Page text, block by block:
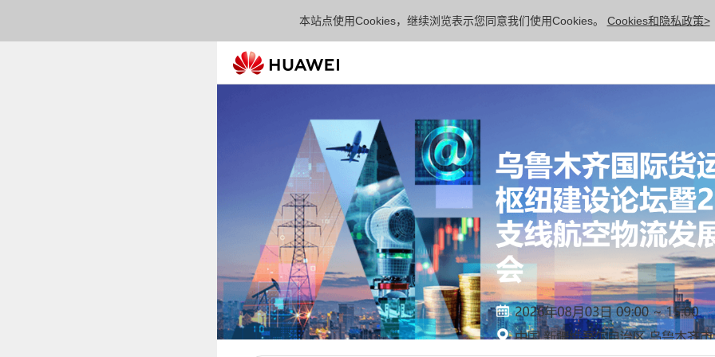
本站点使用Cookies，继续浏览表示您同意我们使用Cookies。 Cookies和隐私政策>